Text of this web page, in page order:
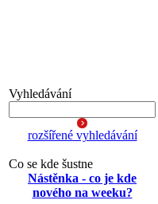
Vyhledávání
rozšířené vyhledávání
Co se kde šustne
Nástěnka - co je kde
nového na weeku?